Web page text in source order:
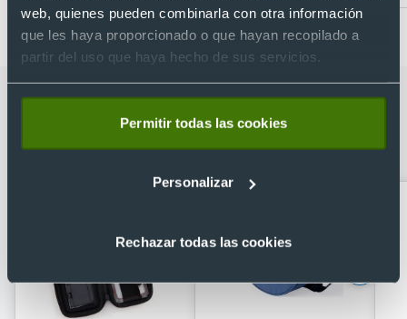
web, quienes pueden combinarla con otra información
que les haya proporcionado o que hayan recopilado a
partir del uso que haya hecho de sus servicios.
Permitir todas las cookies
Personalizar
Rechazar todas las cookies
Categorías relacionadas con Bolsa
nevera plegable publicitaria de
poliéster 190T RPET 45x36 cm